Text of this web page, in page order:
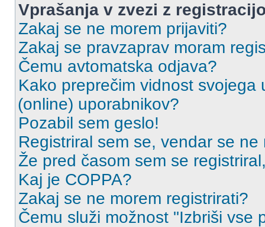
Vprašanja v zvezi z
Zakaj se ne morem prijaviti?
Zakaj se pravzaprav moram
Čemu avtomatska odjava?
Kako preprečim vidnost
(online) uporabnikov?
Pozabil sem geslo!
Registriral sem se, vendar se ne
Že pred časom sem se
Kaj je COPPA?
Zakaj se ne morem registrirati?
Čemu služi možnost "Izbriši vse